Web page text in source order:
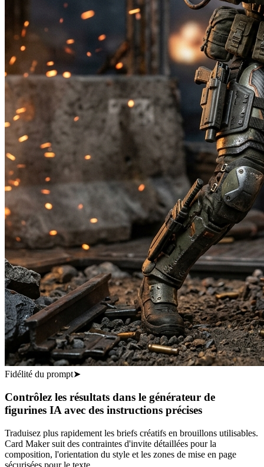
Fidélité du prompt➤
Contrôlez les résultats dans le générateur de
figurines IA avec des instructions précises
Traduisez plus rapidement les briefs créatifs en brouillons utilisables.
Card Maker suit des contraintes d'invite détaillées pour la
composition, l'orientation du style et les zones de mise en page
sécurisées pour le texte.